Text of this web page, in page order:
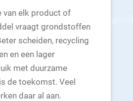
van elk product of
vraagt grondstoffen
scheiden, recycling
en een lager
met duurzame
de toekomst. Veel
daar al aan.